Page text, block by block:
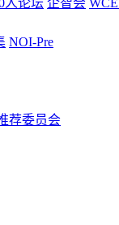
人论坛 企智会
NOI-Pre
荐委员会